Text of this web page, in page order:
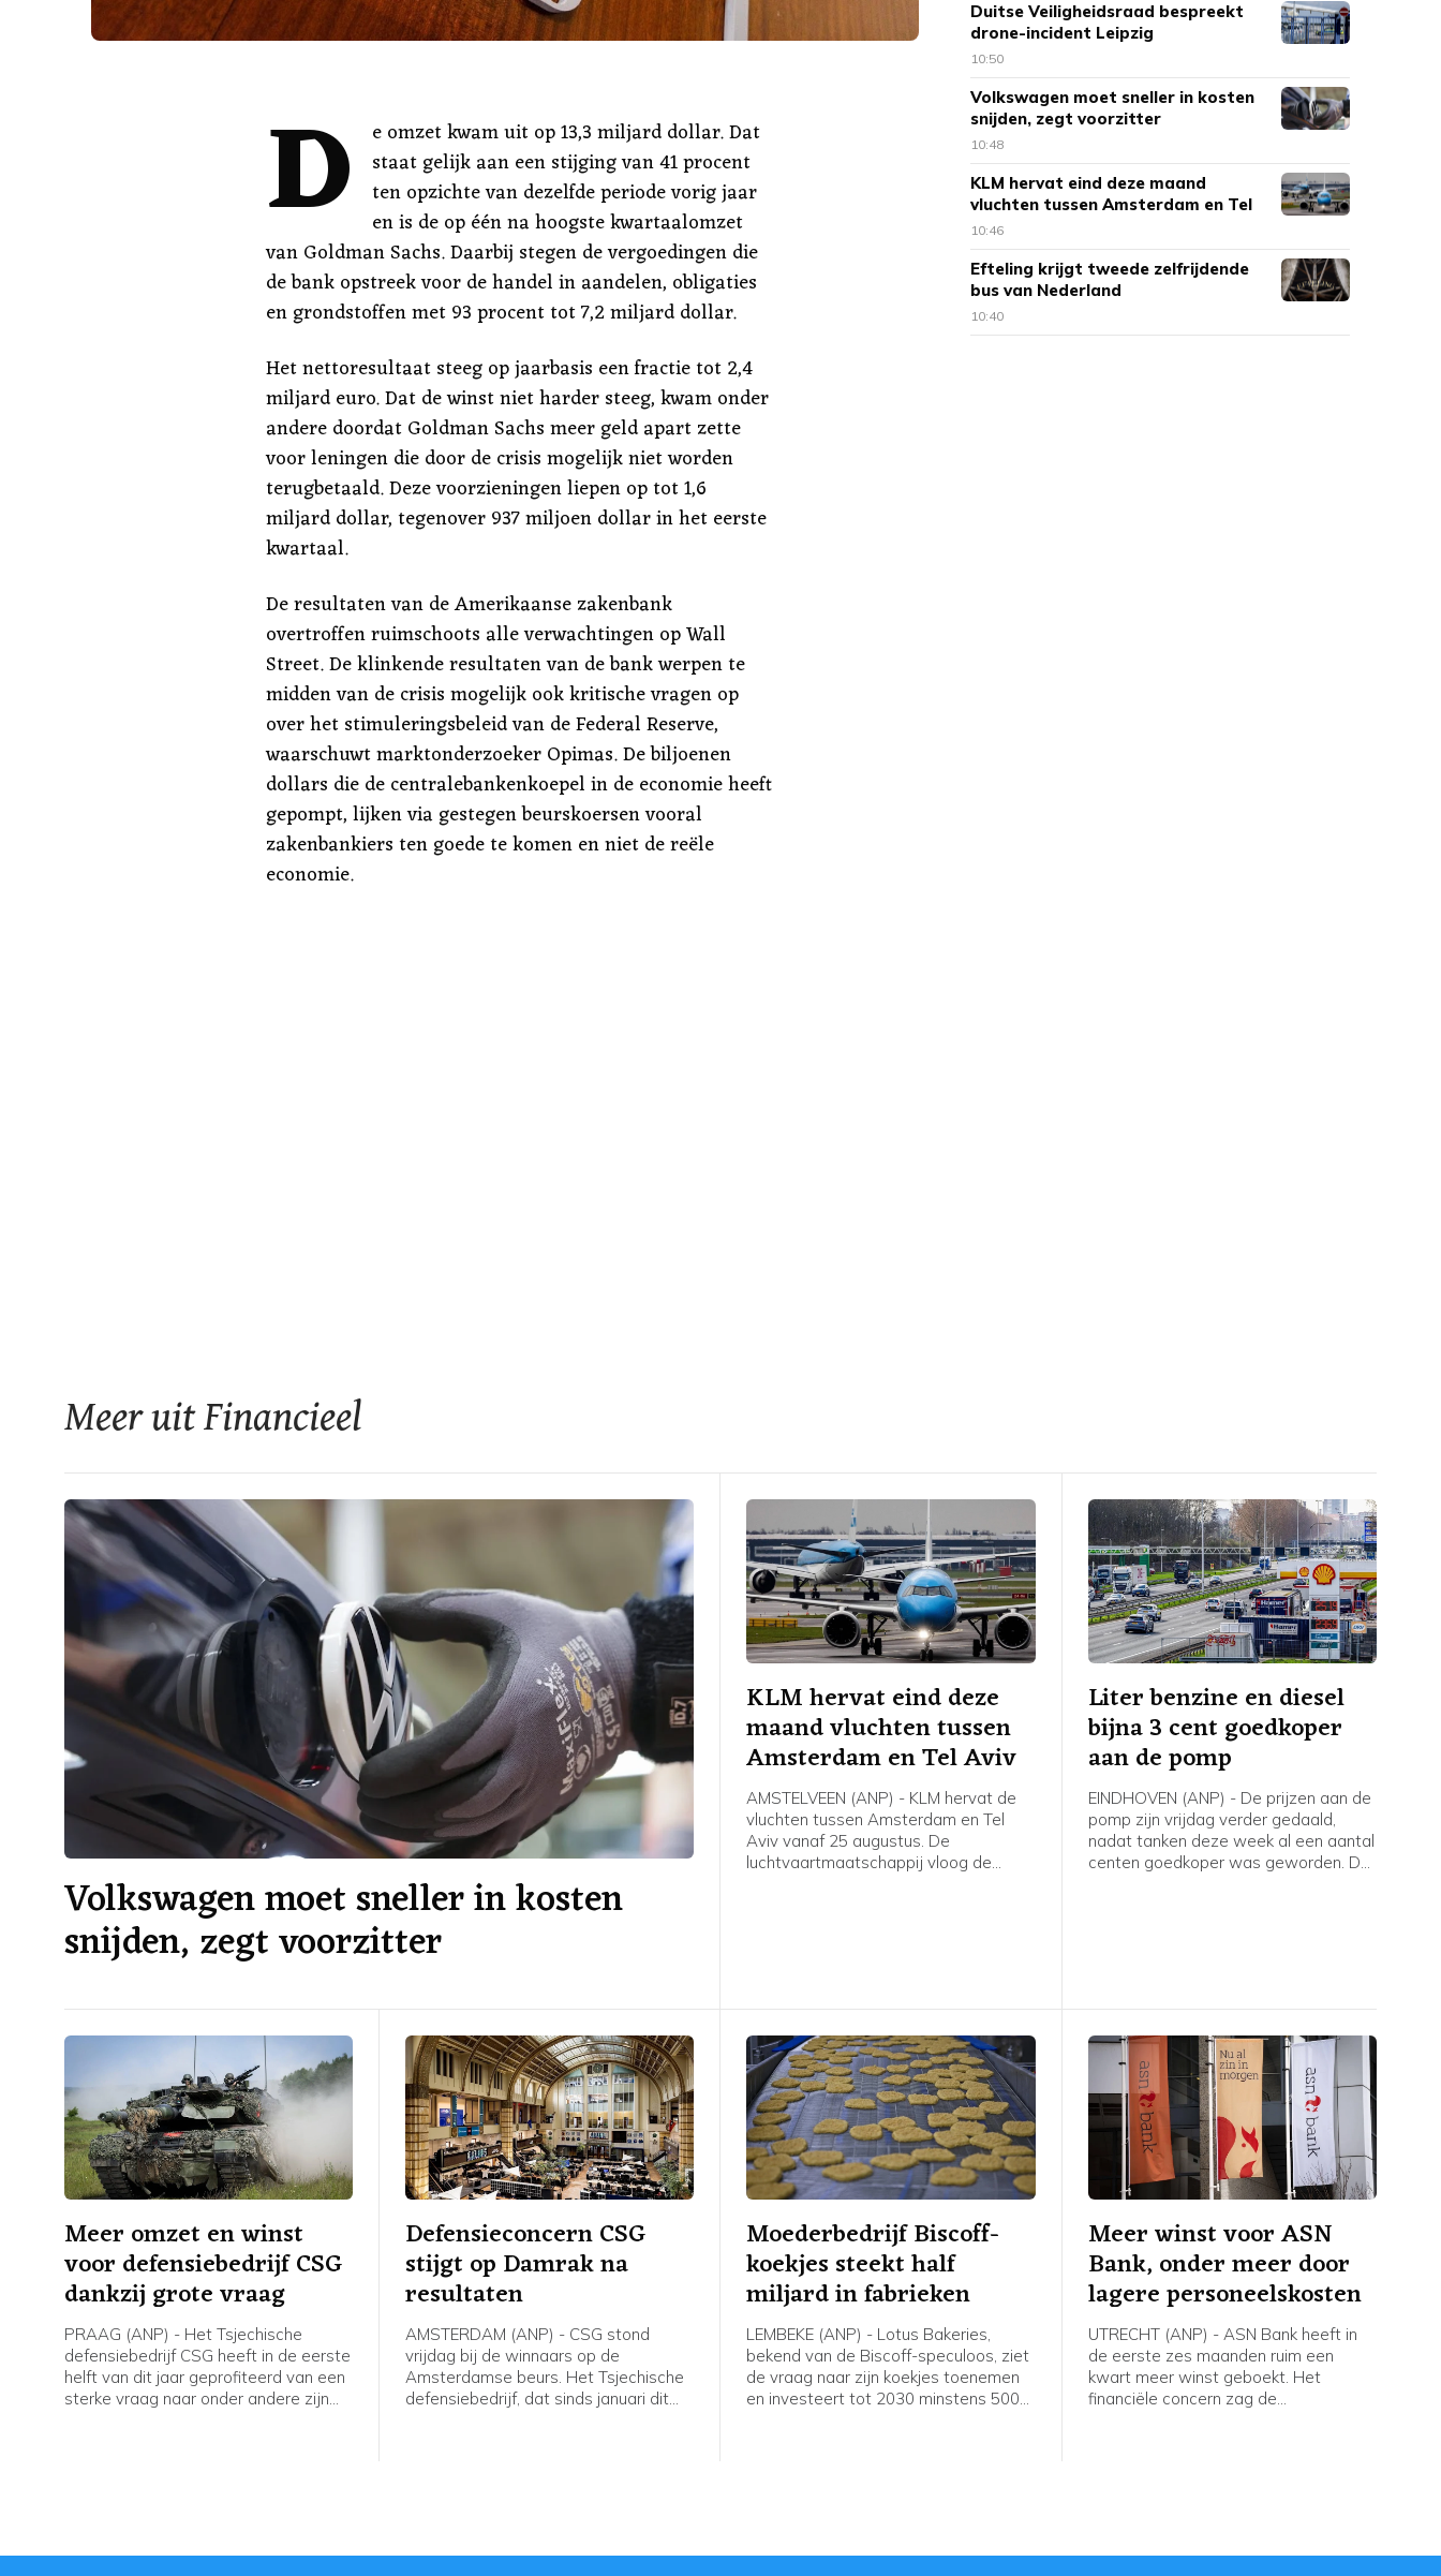
D
e omzet kwam uit op 13,3 miljard dollar. Dat
staat gelijk aan een stijging van 41 procent
ten opzichte van dezelfde periode vorig jaar
en is de op één na hoogste kwartaalomzet
van Goldman Sachs. Daarbij stegen de vergoedingen die
de bank opstreek voor de handel in aandelen, obligaties
en grondstoffen met 93 procent tot 7,2 miljard dollar.
Het nettoresultaat steeg op jaarbasis een fractie tot 2,4
miljard euro. Dat de winst niet harder steeg, kwam onder
andere doordat Goldman Sachs meer geld apart zette
voor leningen die door de crisis mogelijk niet worden
terugbetaald. Deze voorzieningen liepen op tot 1,6
miljard dollar, tegenover 937 miljoen dollar in het eerste
kwartaal.
De resultaten van de Amerikaanse zakenbank
overtroffen ruimschoots alle verwachtingen op Wall
Street. De klinkende resultaten van de bank werpen te
midden van de crisis mogelijk ook kritische vragen op
over het stimuleringsbeleid van de Federal Reserve,
waarschuwt marktonderzoeker Opimas. De biljoenen
dollars die de centralebankenkoepel in de economie heeft
gepompt, lijken via gestegen beurskoersen vooral
zakenbankiers ten goede te komen en niet de reële
economie.
Meer uit Financieel
Volkswagen moet sneller in kosten
snijden, zegt voorzitter
KLM hervat eind deze
maand vluchten tussen
Amsterdam en Tel Aviv
AMSTELVEEN (ANP) - KLM hervat de
vluchten tussen Amsterdam en Tel
Aviv vanaf 25 augustus. De
luchtvaartmaatschappij vloog de
Liter benzine en diesel
bijna 3 cent goedkoper
aan de pomp
EINDHOVEN (ANP) - De prijzen aan de
pomp zijn vrijdag verder gedaald,
nadat tanken deze week al een aantal
centen goedkoper was geworden. De
Meer omzet en winst
voor defensiebedrijf CSG
dankzij grote vraag
PRAAG (ANP) - Het Tsjechische
defensiebedrijf CSG heeft in de eerste
helft van dit jaar geprofiteerd van een
sterke vraag naar onder andere zijn
Defensieconcern CSG
stijgt op Damrak na
resultaten
AMSTERDAM (ANP) - CSG stond
vrijdag bij de winnaars op de
Amsterdamse beurs. Het Tsjechische
defensiebedrijf, dat sinds januari dit
Moederbedrijf Biscoff-
koekjes steekt half
miljard in fabrieken
LEMBEKE (ANP) - Lotus Bakeries,
bekend van de Biscoff-speculoos, ziet
de vraag naar zijn koekjes toenemen
en investeert tot 2030 minstens 500
Meer winst voor ASN
Bank, onder meer door
lagere personeelskosten
UTRECHT (ANP) - ASN Bank heeft in
de eerste zes maanden ruim een
kwart meer winst geboekt. Het
financiële concern zag de
Duitse Veiligheidsraad bespreekt
drone-incident Leipzig
10:50
Volkswagen moet sneller in kosten
snijden, zegt voorzitter
10:48
KLM hervat eind deze maand
vluchten tussen Amsterdam en Tel
Aviv
10:46
Efteling krijgt tweede zelfrijdende
bus van Nederland
10:40